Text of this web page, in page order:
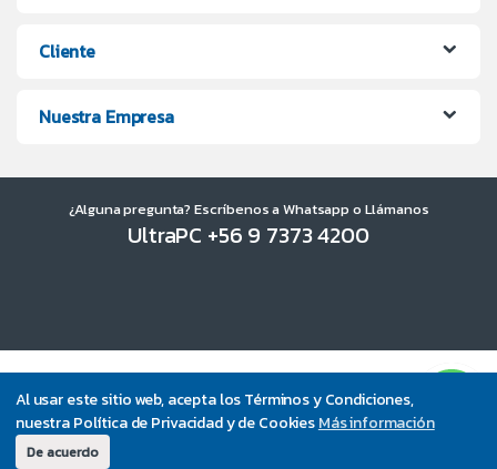
Al usar este sitio web, acepta los Términos y Condiciones,
nuestra Política de Privacidad y de CookiesMás información
De acuerdo
Cliente
Nuestra Empresa
¿Alguna pregunta? Escríbenos a Whatsapp o Llámanos
UltraPC +56 9 7373 4200